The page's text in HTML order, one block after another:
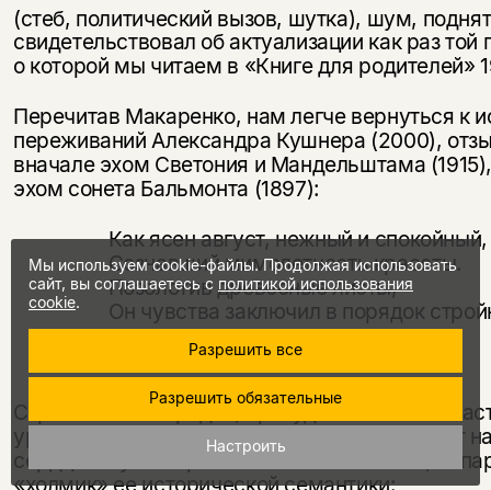
(стеб, политический вызов, шутка), шум,
свидетельствовал об актуализации как раз
о которой мы читаем в «Книге для родителей»
Перечитав Макаренко, нам легче вернуться к
переживаний Алек­сандра Кушнера (2000),
вначале эхом Светония и Мандель­штама
эхом сонета Бальмонта (1897):
Как ясен август, нежный и спокойный,
Сознавший мимолетность красоты.
Позолотив древесные листы,
Он чувства заключил в порядок
Стройностью порядка, принудительностью
урожайного ме­сяца августа поэт возвращает
сердцевину макаренковской «неж­ности»,
«холмик» ее исторической семантики:
Мы используем cookie-файлы. Продолжая использовать
сайт, вы соглашаетесь с политикой использования
cookie.
Разрешить все
Разрешить обязательные
Настроить